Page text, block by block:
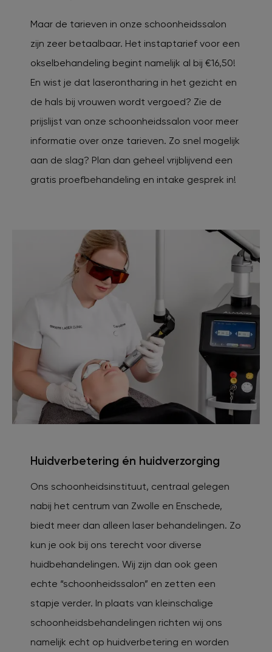
Maar de tarieven in onze schoonheidssalon
zijn zeer betaalbaar. Het instaptarief voor een
okselbehandeling begint namelijk al bij €16,50!
En wist je dat laserontharing in het gezicht en
de hals bij vrouwen wordt vergoed? Zie de
prijslijst van onze schoonheidssalon voor meer
informatie over onze tarieven. Zo snel mogelijk
aan de slag? Plan dan geheel vrijblijvend een
gratis proefbehandeling en intake gesprek in!
Huidverbetering én huidverzorging
Ons schoonheidsinstituut, centraal gelegen
nabij het centrum van Zwolle en Enschede,
biedt meer dan alleen laser behandelingen. Zo
kun je ook bij ons terecht voor diverse
huidbehandelingen. Wij zijn dan ook geen
echte “schoonheidssalon” en zetten een
stapje verder. In plaats van kleinschalige
schoonheidsbehandelingen richten wij ons
namelijk echt op huidverbetering en worden